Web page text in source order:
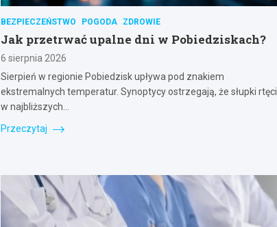
BEZPIECZEŃSTWO POGODA ZDROWIE
Jak przetrwać upalne dni w Pobiedziskach?
6 sierpnia 2026
Sierpień w regionie Pobiedzisk upływa pod znakiem
ekstremalnych temperatur. Synoptycy ostrzegają, że słupki rtęci
w najbliższych…
Przeczytaj